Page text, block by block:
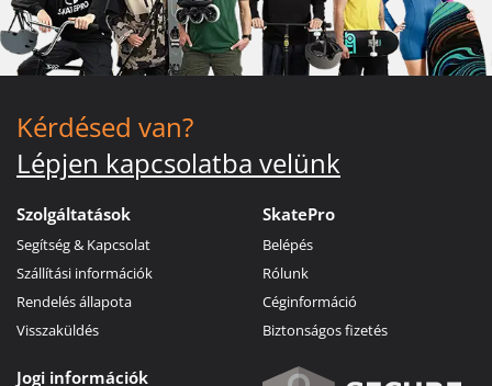
Kérdésed van?
Lépjen kapcsolatba velünk
Szolgáltatások
Segítség & Kapcsolat
Szállítási információk
Rendelés állapota
Visszaküldés
SkatePro
Belépés
Rólunk
Céginformáció
Biztonságos fizetés
Jogi információk